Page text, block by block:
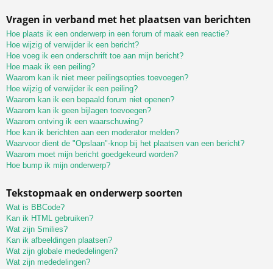
Vragen in verband met het plaatsen van berichten
Hoe plaats ik een onderwerp in een forum of maak een reactie?
Hoe wijzig of verwijder ik een bericht?
Hoe voeg ik een onderschrift toe aan mijn bericht?
Hoe maak ik een peiling?
Waarom kan ik niet meer peilingsopties toevoegen?
Hoe wijzig of verwijder ik een peiling?
Waarom kan ik een bepaald forum niet openen?
Waarom kan ik geen bijlagen toevoegen?
Waarom ontving ik een waarschuwing?
Hoe kan ik berichten aan een moderator melden?
Waarvoor dient de "Opslaan"-knop bij het plaatsen van een bericht?
Waarom moet mijn bericht goedgekeurd worden?
Hoe bump ik mijn onderwerp?
Tekstopmaak en onderwerp soorten
Wat is BBCode?
Kan ik HTML gebruiken?
Wat zijn Smilies?
Kan ik afbeeldingen plaatsen?
Wat zijn globale mededelingen?
Wat zijn mededelingen?